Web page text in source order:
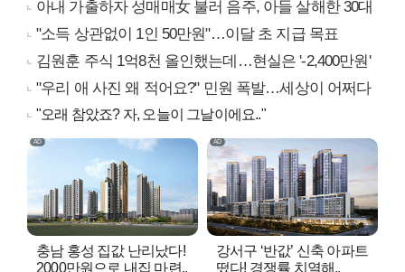
아내 가출하자 성매매女 불러 음주, 아들 살해한 30대
"소득 상관없이 1인 50만원"…이달 초 지급 목표
김원훈 주식 1억8천 올인했는데…현실은 '-2,400만원'
"우리 애 사진 왜 적어요?" 민원 폭발…세상이 어쩌다
"오래 참았죠? 자, 오늘이 그날이에요.."
충남 홍성 집값 난리났다!
2000만원으로 내집 마련..
강서구 ‘반값’ 신축 아파트
떴다! 경쟁률 치열해..